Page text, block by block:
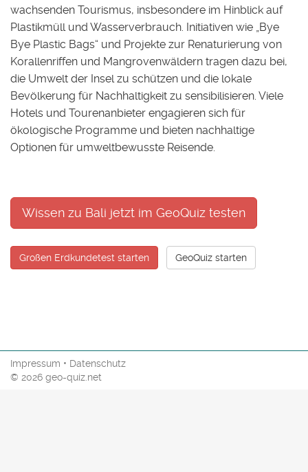
wachsenden Tourismus, insbesondere im Hinblick auf
Plastikmüll und Wasserverbrauch. Initiativen wie „Bye
Bye Plastic Bags“ und Projekte zur Renaturierung von
Korallenriffen und Mangrovenwäldern tragen dazu bei,
die Umwelt der Insel zu schützen und die lokale
Bevölkerung für Nachhaltigkeit zu sensibilisieren. Viele
Hotels und Tourenanbieter engagieren sich für
ökologische Programme und bieten nachhaltige
Optionen für umweltbewusste Reisende.
Wissen zu Bali jetzt im GeoQuiz testen
Großen Erdkundetest starten GeoQuiz starten
Impressum • Datenschutz
© 2026 geo-quiz.net